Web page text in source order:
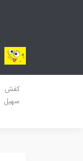
کفش
سهیل